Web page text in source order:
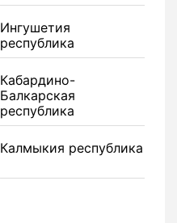
Ингушетия
республика
Кабардино-
Балкарская
республика
Калмыкия республика